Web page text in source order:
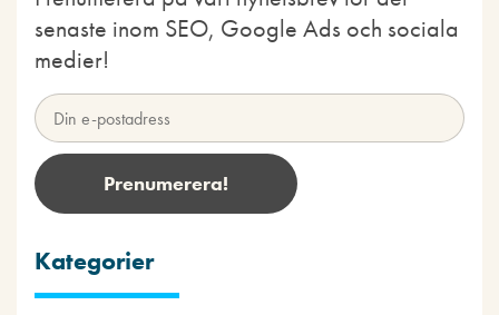
senaste inom SEO, Google Ads och sociala
medier!
Kategorier